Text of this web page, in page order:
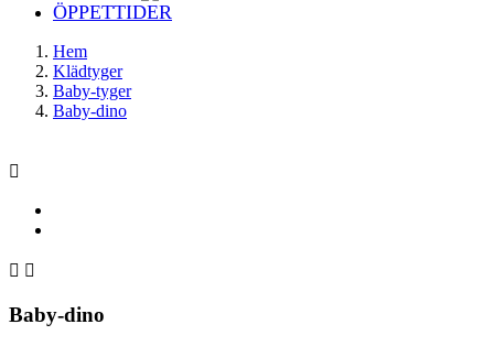
ÖPPETTIDER
Hem
Klädtyger
Baby-tyger
Baby-dino

 
Baby-dino